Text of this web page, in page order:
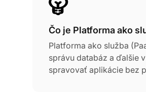
Čo je Platforma ako
Platforma ako služba
správu databáz a ďalšie
spravovať aplikácie bez